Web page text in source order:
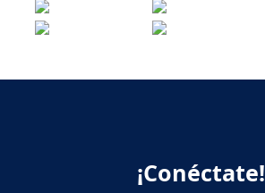
¡Conéctate!